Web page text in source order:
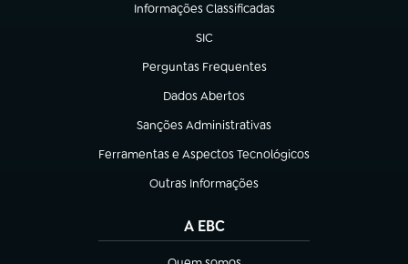
Informações Classificadas
(abre em nova aba)
SIC
(abre em nova aba)
Perguntas Frequentes
(abre em nova aba)
Dados Abertos
(abre em nova aba)
Sanções Administrativas
(abre em nova aba)
Ferramentas e Aspectos Tecnológicos
(abre em nova aba)
Outras Informações
(abre em nova aba)
A EBC